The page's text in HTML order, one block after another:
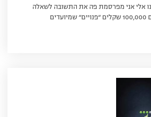
אלי אני מפרסמת פה את התשובה לשאלה
כיצד נכון להתנהל עם 100,000 שקלים ״פנויים״ שמיועדים